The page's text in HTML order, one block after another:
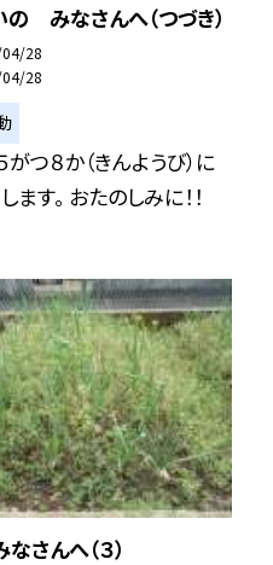
の みなさんへ（つづき）
28
28
つ８か（きんようび）に
ます。 おたのしみに！！
さんへ（３）